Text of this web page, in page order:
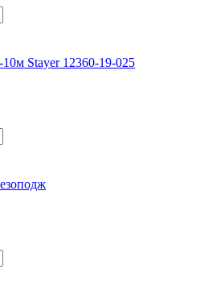
Stayer 12360-19-025